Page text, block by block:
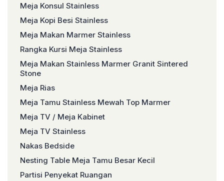
Meja Konsul Stainless
Meja Kopi Besi Stainless
Meja Makan Marmer Stainless
Rangka Kursi Meja Stainless
Meja Makan Stainless Marmer Granit Sintered
Stone
Meja Rias
Meja Tamu Stainless Mewah Top Marmer
Meja TV / Meja Kabinet
Meja TV Stainless
Nakas Bedside
Nesting Table Meja Tamu Besar Kecil
Partisi Penyekat Ruangan